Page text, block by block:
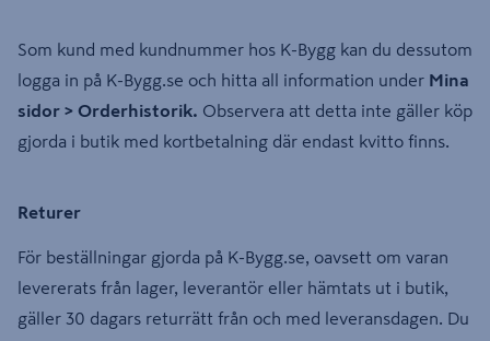
Som kund med kundnummer hos K-Bygg kan du dessutom
logga in på K-Bygg.se och hitta all information under Mina
sidor > Orderhistorik. Observera att detta inte gäller köp
gjorda i butik med kortbetalning där endast kvitto finns.
Returer
För beställningar gjorda på K-Bygg.se, oavsett om varan
levererats från lager, leverantör eller hämtats ut i butik,
gäller 30 dagars returrätt från och med leveransdagen. Du